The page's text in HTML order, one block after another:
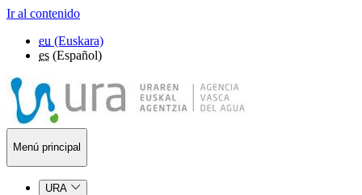
Ir al contenido
eu (Euskara)
es (Español)
Menú principal
URA